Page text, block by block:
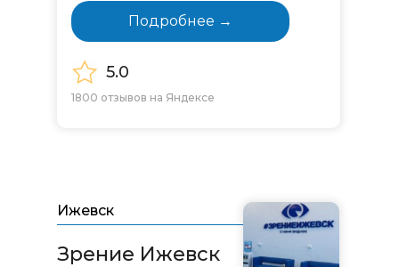
Подробнее →
5.0
1800 отзывов на Яндексе
Ижевск
Зрение Ижевск​​​​​​​